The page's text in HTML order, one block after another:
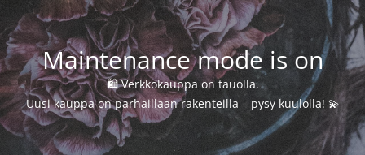
Maintenance mode is on
🛍️ Verkkokauppa on tauolla.
Uusi kauppa on parhaillaan rakenteilla – pysy kuulolla! 💫